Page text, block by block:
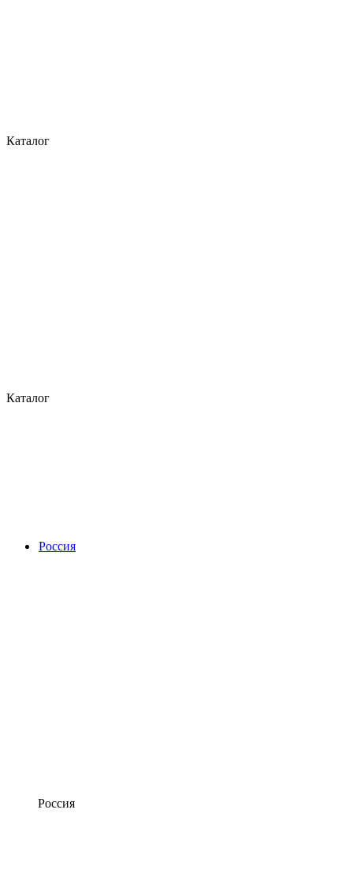
Каталог
Каталог
Россия
Россия